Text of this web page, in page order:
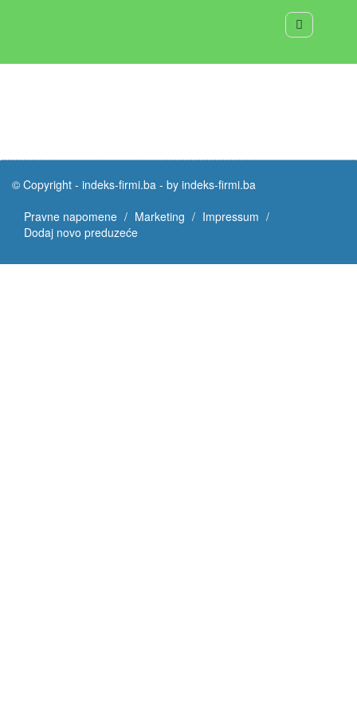
© Copyright - indeks-firmi.ba - by indeks-firmi.ba
Pravne napomene
Marketing
Impressum
Dodaj novo preduzeće